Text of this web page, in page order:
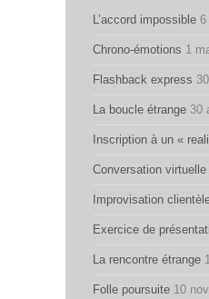
L’accord impossible 6
Chrono-émotions 1
Flashback express
La boucle étrange 30
Inscription à un «
Conversation
Improvisation
Exercice de
La rencontre étrange
Folle poursuite 10